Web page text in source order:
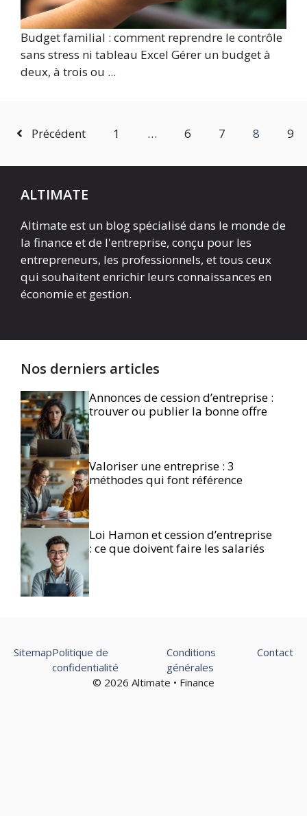
Budget familial : comment reprendre le contrôle
sans stress ni tableau Excel Gérer un budget à
deux, à trois ou ...
Précédent 1 … 6 7 8 9
ALTIMATE
Altimate est un blog spécialisé dans le monde de
la finance et de l'entreprise, conçu pour les
entrepreneurs, les professionnels, et tous ceux
qui souhaitent enrichir leurs connaissances en
économie et gestion.
Nos derniers articles
Annonces de cession d’entreprise :
trouver ou publier la bonne offre
Valoriser une entreprise : 3
méthodes qui font référence
Loi Hamon et cession d’entreprise
: ce que doivent faire les salariés
© 2026 Altimate • Finance
SitemapPolitique de
confidentialité
Conditions
générales
Contact